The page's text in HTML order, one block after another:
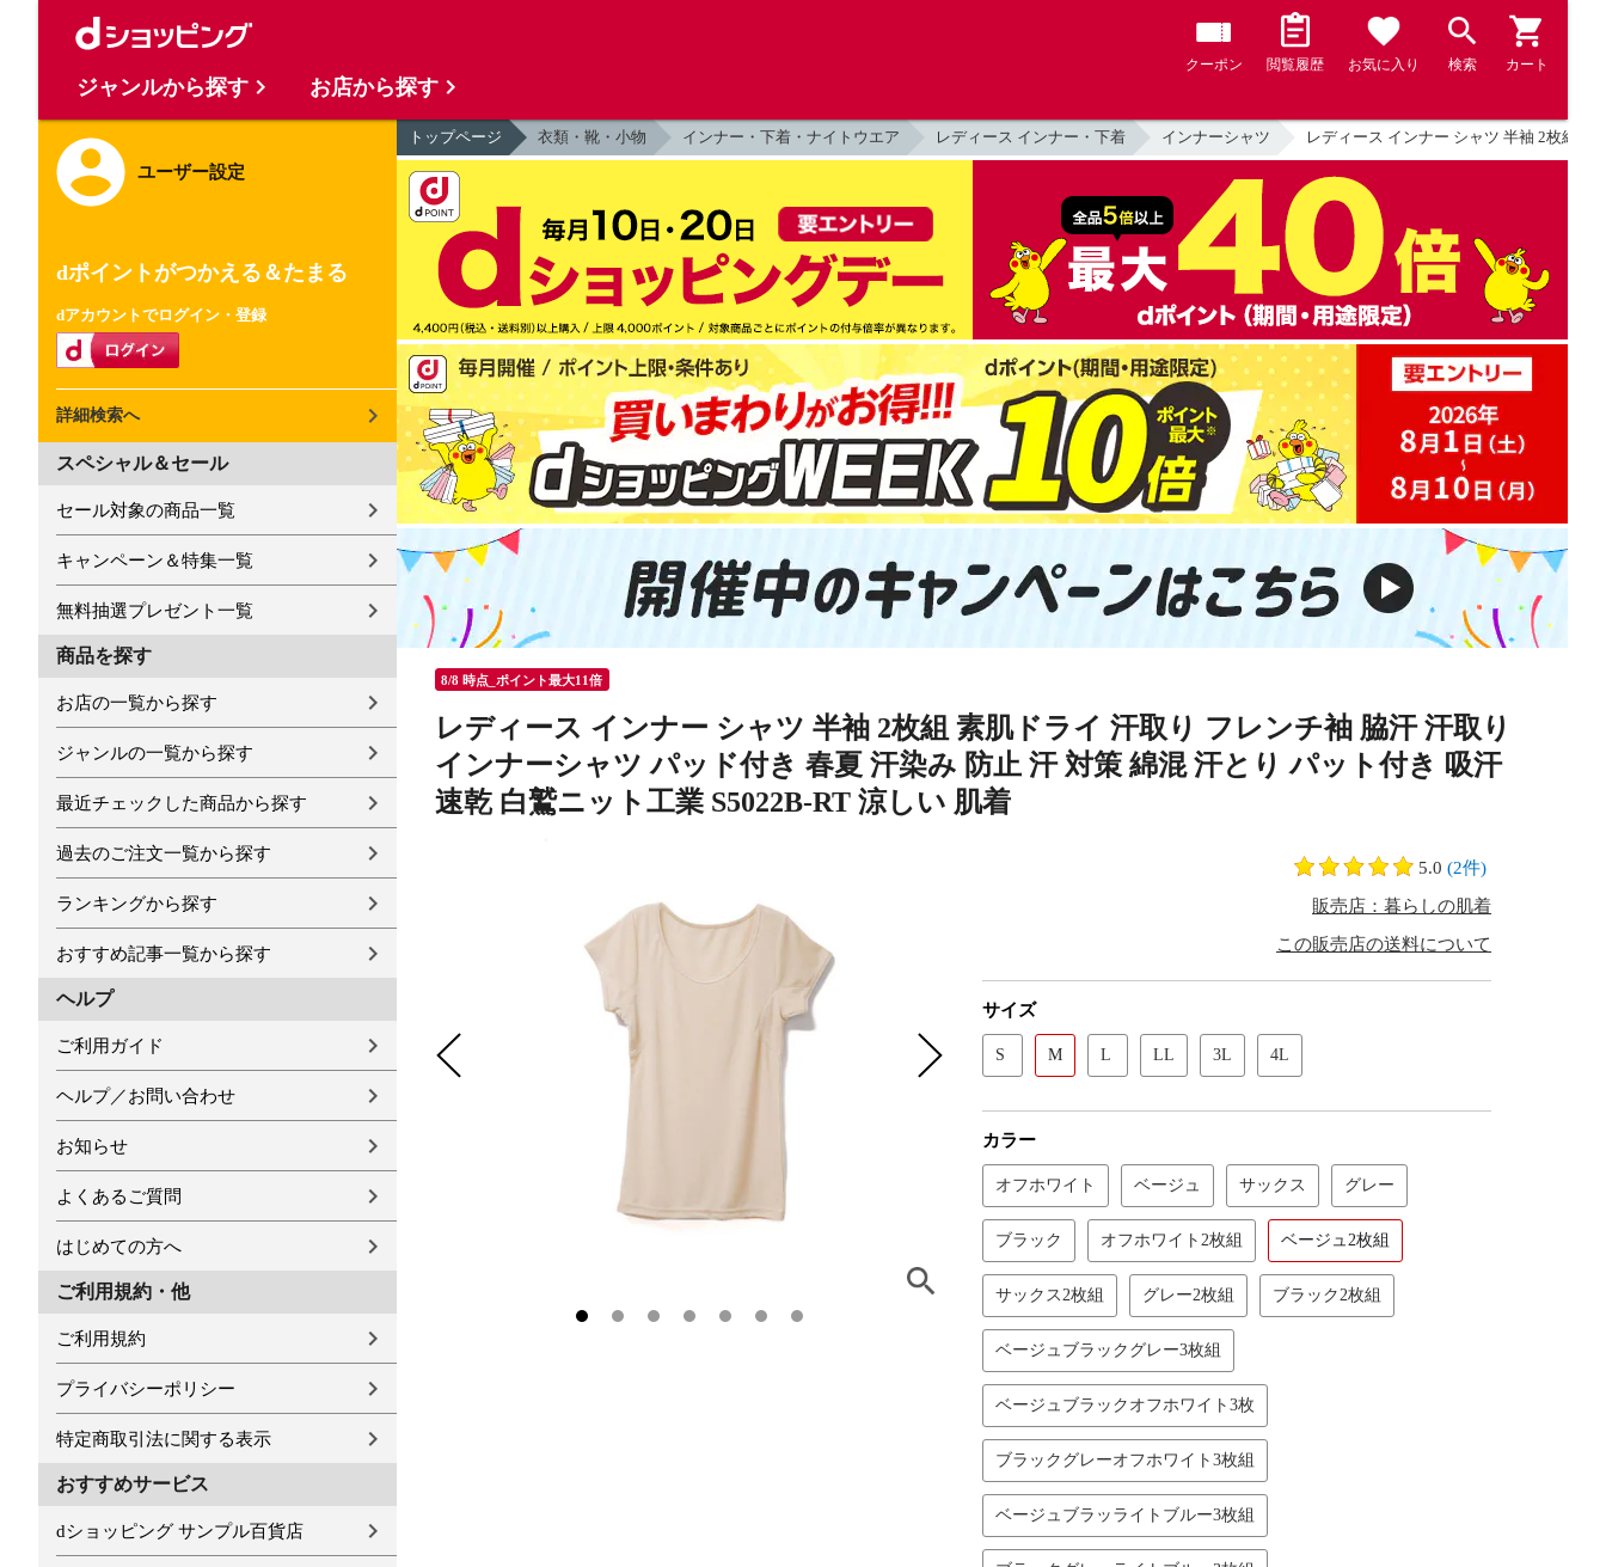
クーポン 閲覧履歴 お気に入り 検索 カート
ユーザー設定
dポイントがつかえる＆たまる
dアカウントでログイン・登録
詳細検索へ
スペシャル＆セール
セール対象の商品一覧
キャンペーン＆特集一覧
無料抽選プレゼント一覧
商品を探す
お店の一覧から探す
ジャンルの一覧から探す
最近チェックした商品から探す
過去のご注文一覧から探す
ランキングから探す
おすすめ記事一覧から探す
ヘルプ
ご利用ガイド
ヘルプ／お問い合わせ
お知らせ
よくあるご質問
はじめての方へ
ご利用規約・他
ご利用規約
プライバシーポリシー
特定商取引法に関する表示
おすすめサービス
dショッピング サンプル百貨店
トップページ 衣類・靴・小物 インナー・下着・ナイトウエア レディース インナー・下着 インナーシャツ レディース インナー シャツ 半袖 2枚組
8/8 時点_ポイント最大11倍
レディース インナー シャツ 半袖 2枚組 素肌ドライ 汗取り フレンチ袖 脇汗 汗取り
インナーシャツ パッド付き 春夏 汗染み 防止 汗 対策 綿混 汗とり パット付き 吸汗
速乾 白鷲ニット工業 S5022B-RT 涼しい 肌着
5.0 (2件)
販売店：暮らしの肌着
この販売店の送料について
サイズ
S M L LL 3L 4L
カラー
オフホワイト ベージュ サックス グレー
ブラック オフホワイト2枚組 ベージュ2枚組
サックス2枚組 グレー2枚組 ブラック2枚組
ベージュブラックグレー3枚組
ベージュブラックオフホワイト3枚
ブラックグレーオフホワイト3枚組
ベージュブラッライトブルー3枚組
ジャンルから探す お店から探す